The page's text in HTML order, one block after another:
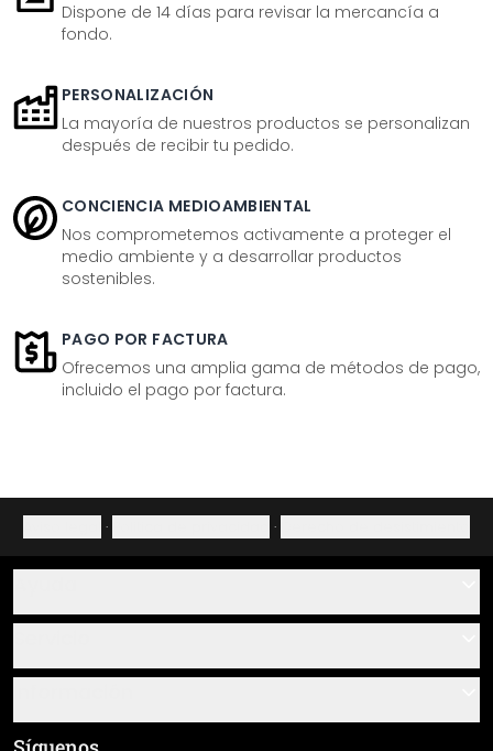
Dispone de 14 días para revisar la mercancía a
fondo.
PERSONALIZACIÓN
La mayoría de nuestros productos se personalizan
después de recibir tu pedido.
CONCIENCIA MEDIOAMBIENTAL
Nos comprometemos activamente a proteger el
medio ambiente y a desarrollar productos
sostenibles.
PAGO POR FACTURA
Ofrecemos una amplia gama de métodos de pago,
incluido el pago por factura.
· ·
Sobre nosotros
Resumen de materiales
Términos y condiciones generales (CGC)